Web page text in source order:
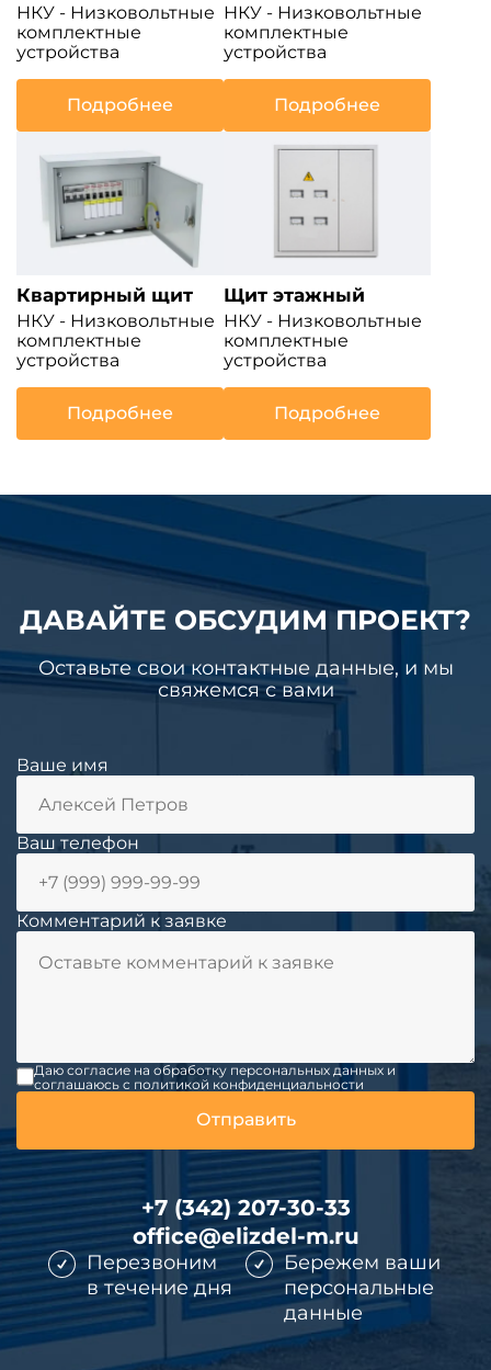
НКУ - Низковольтные
комплектные
устройства
Подробнее
НКУ - Низковольтные
комплектные
устройства
Подробнее
Квартирный щит
НКУ - Низковольтные
комплектные
устройства
Подробнее
Щит этажный
НКУ - Низковольтные
комплектные
устройства
Подробнее
ДАВАЙТЕ ОБСУДИМ ПРОЕКТ?
Оставьте свои контактные данные, и мы
свяжемся с вами
Ваше имя
Ваш телефон
Комментарий к заявке
Даю согласие на обработку персональных данных и
соглашаюсь c политикой конфиденциальности
+7 (342) 207-30-33
office@elizdel-m.ru
Перезвоним
в течение дня
Бережем ваши
персональные
данные